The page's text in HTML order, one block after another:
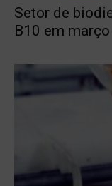
Setor de
B10 em março